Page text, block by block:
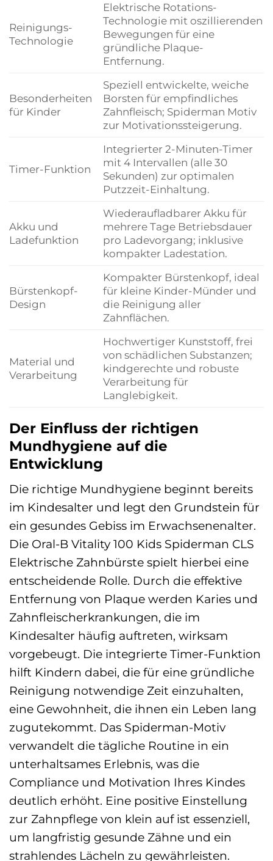
Reinigungs-
Technologie
Elektrische Rotations-
Technologie mit oszillierenden
Bewegungen für eine
gründliche Plaque-
Entfernung.
Besonderheiten
für Kinder
Speziell entwickelte, weiche
Borsten für empfindliches
Zahnfleisch; Spiderman Motiv
zur Motivationssteigerung.
Timer-Funktion
Integrierter 2-Minuten-Timer
mit 4 Intervallen (alle 30
Sekunden) zur optimalen
Putzzeit-Einhaltung.
Akku und
Ladefunktion
Wiederaufladbarer Akku für
mehrere Tage Betriebsdauer
pro Ladevorgang; inklusive
kompakter Ladestation.
Bürstenkopf-
Design
Kompakter Bürstenkopf, ideal
für kleine Kinder-Münder und
die Reinigung aller
Zahnflächen.
Material und
Verarbeitung
Hochwertiger Kunststoff, frei
von schädlichen Substanzen;
kindgerechte und robuste
Verarbeitung für
Langlebigkeit.
Der Einfluss der richtigen
Mundhygiene auf die
Entwicklung
Die richtige Mundhygiene beginnt bereits
im Kindesalter und legt den Grundstein für
ein gesundes Gebiss im Erwachsenenalter.
Die Oral-B Vitality 100 Kids Spiderman CLS
Elektrische Zahnbürste spielt hierbei eine
entscheidende Rolle. Durch die effektive
Entfernung von Plaque werden Karies und
Zahnfleischerkrankungen, die im
Kindesalter häufig auftreten, wirksam
vorgebeugt. Die integrierte Timer-Funktion
hilft Kindern dabei, die für eine gründliche
Reinigung notwendige Zeit einzuhalten,
eine Gewohnheit, die ihnen ein Leben lang
zugutekommt. Das Spiderman-Motiv
verwandelt die tägliche Routine in ein
unterhaltsames Erlebnis, was die
Compliance und Motivation Ihres Kindes
deutlich erhöht. Eine positive Einstellung
zur Zahnpflege von klein auf ist essenziell,
um langfristig gesunde Zähne und ein
strahlendes Lächeln zu gewährleisten.